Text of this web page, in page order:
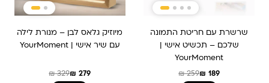
שרשרת עם חריטת התמונה
שלכם – תכשיט אישי |
YourMoment
₪259₪ 189
מיוזיק גלאס לבן – מנורת לילה
עם שיר אישי | YourMoment
₪329₪ 279